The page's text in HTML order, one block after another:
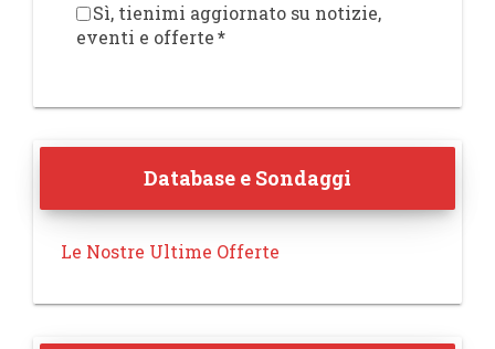
Sì, tienimi aggiornato su notizie,
eventi e offerte*
Database e Sondaggi
Le Nostre Ultime Offerte